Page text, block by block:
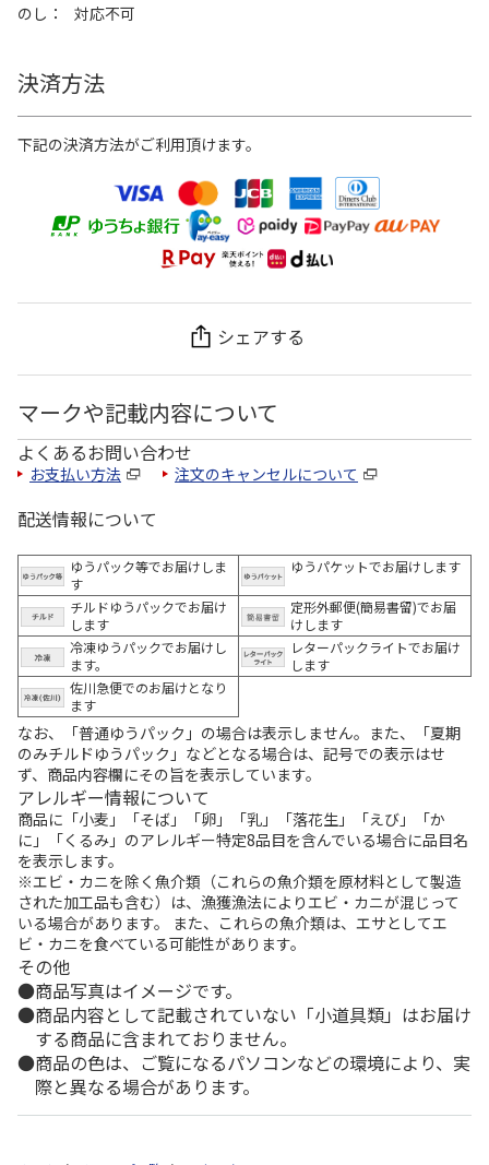
のし
対応不可
決済方法
下記の決済方法がご利用頂けます。
シェアする
マークや記載内容について
よくあるお問い合わせ
お支払い方法 注文のキャンセルについて
配送情報について
ゆうパック等でお届けしま
す
ゆうパケットでお届けします
チルドゆうパックでお届け
します
定形外郵便(簡易書留)でお届
けします
冷凍ゆうパックでお届けし
ます。
レターパックライトでお届け
します
佐川急便でのお届けとなり
ます
なお、「普通ゆうパック」の場合は表示しません。また、「夏期
のみチルドゆうパック」などとなる場合は、記号での表示はせ
ず、商品内容欄にその旨を表示しています。
アレルギー情報について
商品に「小麦」「そば」「卵」「乳」「落花生」「えび」「か
に」「くるみ」のアレルギー特定8品目を含んでいる場合に品目名
を表示します。
※エビ・カニを除く魚介類（これらの魚介類を原材料として製造
された加工品も含む）は、漁獲漁法によりエビ・カニが混じって
いる場合があります。 また、これらの魚介類は、エサとしてエ
ビ・カニを食べている可能性があります。
その他
商品写真はイメージです。
商品内容として記載されていない「小道具類」はお届け
する商品に含まれておりません。
商品の色は、ご覧になるパソコンなどの環境により、実
際と異なる場合があります。